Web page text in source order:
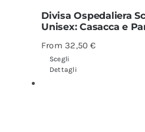
Divisa Ospedaliera
Unisex: Casacca e
From32,50€
Scegli
Dettagli